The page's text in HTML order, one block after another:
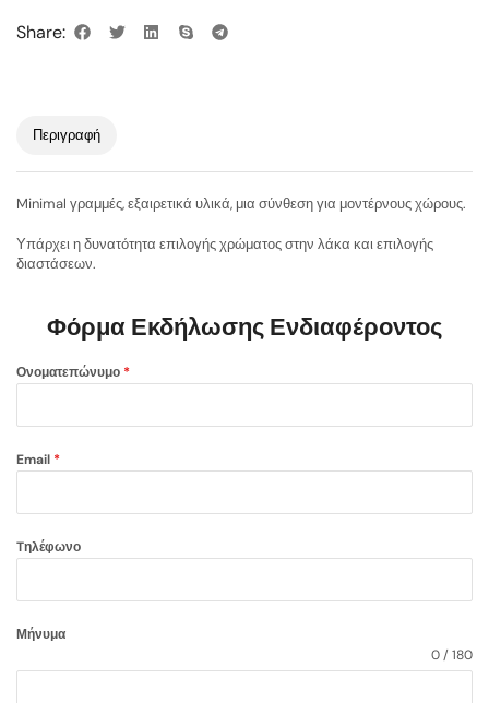
Share:
Περιγραφή
Minimal γραμμές, εξαιρετικά υλικά, μια σύνθεση για μοντέρνους χώρους.
Υπάρχει η δυνατότητα επιλογής χρώματος στην λάκα και επιλογής
διαστάσεων.
Φόρμα Εκδήλωσης Ενδιαφέροντος
Ονοματεπώνυμο *
Email *
Tηλέφωνο
Μήνυμα
0 / 180